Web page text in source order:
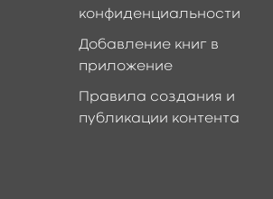
конфиденциальности
Добавление книг в
приложение
Правила создания и
публикации контента